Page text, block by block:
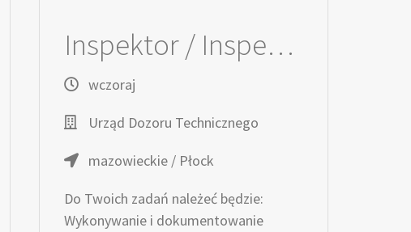
Inspektor / Inspektorka ds. urządzeń technicznych
wczoraj
Urząd Dozoru Technicznego
mazowieckie / Płock
Do Twoich zadań należeć będzie:
Wykonywanie i dokumentowanie